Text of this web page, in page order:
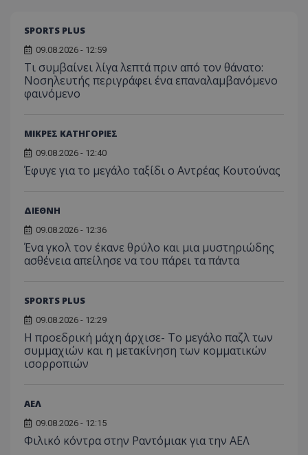
SPORTS PLUS
09.08.2026 - 12:59
Τι συμβαίνει λίγα λεπτά πριν από τον θάνατο:
Νοσηλευτής περιγράφει ένα επαναλαμβανόμενο
φαινόμενο
ΜΙΚΡΕΣ ΚΑΤΗΓΟΡΙΕΣ
09.08.2026 - 12:40
Έφυγε για το μεγάλο ταξίδι ο Αντρέας Κουτούνας
ΔΙΕΘΝΗ
09.08.2026 - 12:36
Ένα γκολ τον έκανε θρύλο και μια μυστηριώδης
ασθένεια απείλησε να του πάρει τα πάντα
SPORTS PLUS
09.08.2026 - 12:29
Η προεδρική μάχη άρχισε- Το μεγάλο παζλ των
συμμαχιών και η μετακίνηση των κομματικών
ισορροπιών
ΑΕΛ
09.08.2026 - 12:15
Φιλικό κόντρα στην Ραντόμιακ για την ΑΕΛ